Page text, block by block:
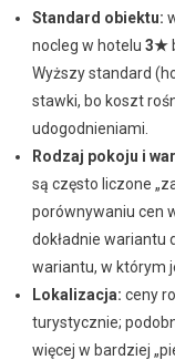
Standard obiektu:
nocleg w hotelu 3★
Wyższy standard
stawki, bo koszt
udogodnieniami.
Rodzaj pokoju i
są często liczone
porównywaniu cen
dokładnie wariantu
wariantu, w którym
Lokalizacja: ceny
turystycznie;
więcej w bardziej